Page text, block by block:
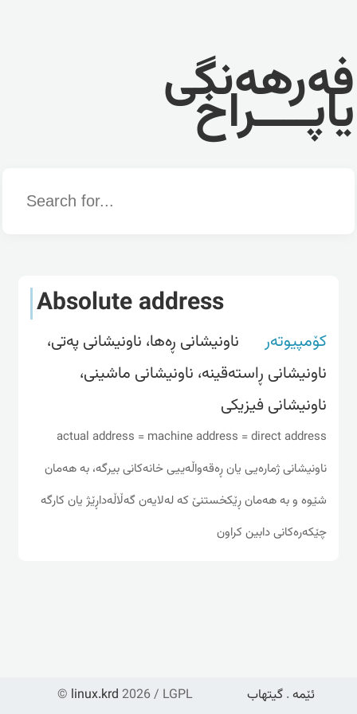
فەرهەنگی
یاپــــراخ
Word
Absolute address
کۆمپیوتەر
ناونیشانی ڕه‌ها، ناونیشانی په‌تی،
ناونیشانی ڕاسته‌قینه‌، ناونیشانی ماشینی،
ناونیشانی فیزیکی
actual address = machine address = direct address
ناونیشانی ژماره‌یی یان ڕه‌قه‌واڵه‌ییی خانه‌کانی بیرگه‌، به‌ هه‌مان
شێوه‌ و به‌ هه‌مان ڕێکخستنێ که‌ له‌لایه‌ن گه‌ڵاڵه‌داڕێژ یان کارگه‌
چێکه‌ره‌کانی دابین کراون
© linux.krd 2026 / LGPL ئێمە . گیتهاب